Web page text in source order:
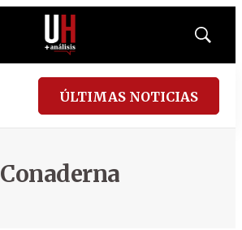
Mostrar
ÚLTIMAS NOTICIAS
Conaderna